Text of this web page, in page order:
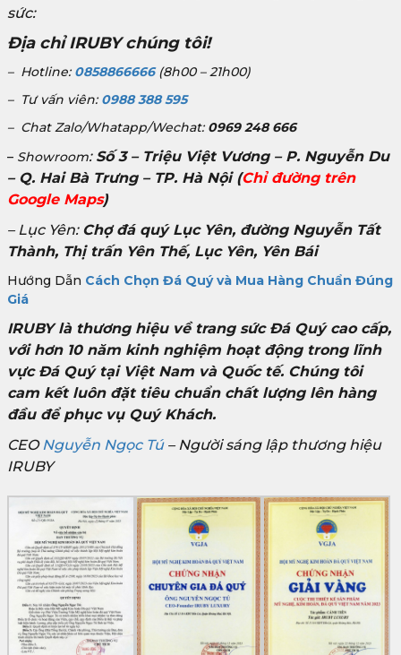
sức:
Địa chỉ IRUBY chúng tôi!
– Hotline: 0858866666(8h00 – 21h00)
– Tư vấn viên: 0988 388 595
– Chat Zalo/Whatapp/Wechat: 0969 248 666
– Showroom: Số 3 – Triệu Việt Vương – P. Nguyễn Du
– Q. Hai Bà Trưng – TP. Hà Nội(Chỉ đường trên
Google Maps)
– Lục Yên: Chợ đá quý Lục Yên, đường Nguyễn Tất
Thành, Thị trấn Yên Thế, Lục Yên, Yên Bái
Hướng Dẫn Cách Chọn Đá Quý và Mua Hàng Chuẩn Đúng
Giá
IRUBY là thương hiệu về trang sức Đá Quý cao cấp,
với hơn 10 năm kinh nghiệm hoạt động trong lĩnh
vực Đá Quý tại Việt Nam và Quốc tế. Chúng tôi
cam kết luôn đặt tiêu chuẩn chất lượng lên hàng
đầu để phục vụ Quý Khách.
CEONguyễn Ngọc Tú– Người sáng lập thương hiệu
IRUBY